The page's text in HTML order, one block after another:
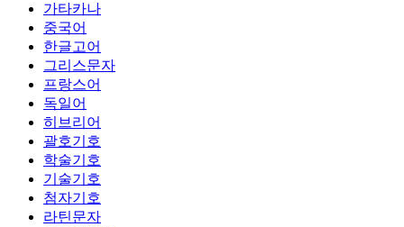
가타카나
중국어
한글고어
그리스문자
프랑스어
독일어
히브리어
괄호기호
학술기호
기술기호
첨자기호
라틴문자